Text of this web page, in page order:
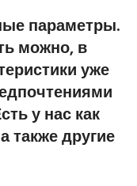
параметры.
можно, в
уже
у нас как
также другие